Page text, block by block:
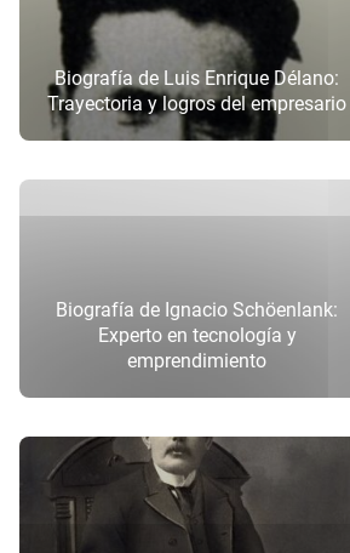
Biografía de Luis Enrique Délano:
Trayectoria y logros del empresario
Biografía de Ignacio Schöenlank:
Experto en tecnología y
emprendimiento